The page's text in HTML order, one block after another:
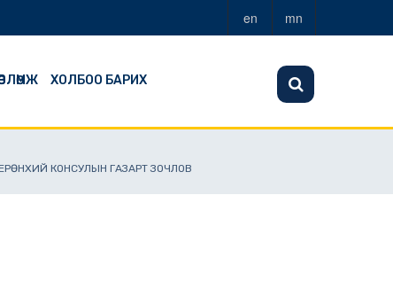
en mn
ХОЛБОО БАРИХ
КОНСУЛЫН ГАЗАРТ ЗОЧЛОВ